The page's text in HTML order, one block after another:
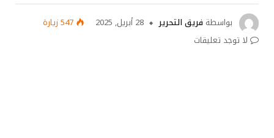
بواسطة فريق التحرير 28 أبريل, 2025 547زيارة
لا توجد تعليقات